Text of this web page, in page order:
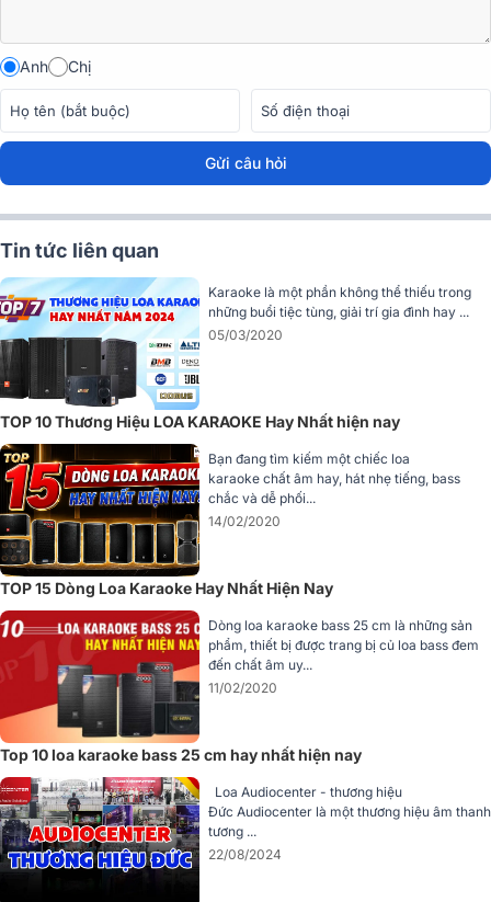
2. Hệ thống củ loa chất lượng cao
Audiocenter PF10+MKII được trang bị hệ thống củ loa chất lượng
cao, mang lại khả năng tái tạo âm thanh chi tiết và mạnh mẽ.
Củ loa bass đường kính 10 inch được thiết kế tùy chỉnh, sử dụng
cuộn dây âm 2.5 inch. Màng loa ứng dụng vật liệu công thức đặc
biệt giúp tăng độ kiểm soát và chính xác cho dải trầm. Âm bass
xuống sâu, chắc, có độ động tốt, không bị ù khi chơi ở âm lượng
cao.
Củ loa treble có họng ra 1.4 inch, cuộn dây âm 1.75 inch, sử dụng
màng composite cao cấp từ vật liệu hàng không. Họng treble được
làm từ vật liệu composite DMF, mang lại âm thanh ấm áp, mượt mà
ở dải cao. Đồng thời, họng treble có thể xoay 90°, giúp tối ưu góc
phủ âm cho các không gian lắp đặt khác nhau.
Góc phủ âm:
Phiên bản PF10+MKII90: 90° x 40°
Phiên bản PF10+MKII60: 60° x 40°
Nhờ hệ thống củ loa tối ưu và thiết kế họng treble linh hoạt,
PF10+MKII đảm bảo âm thanh lan tỏa đều, rõ ràng ở mọi vị trí trong
Anh Chị
Gửi câu hỏi
Tin tức liên quan
Karaoke là một phần không thể thiếu trong
những buổi tiệc tùng, giải trí gia đình hay ...
05/03/2020
TOP 10 Thương Hiệu LOA KARAOKE Hay Nhất hiện nay
Bạn đang tìm kiếm một chiếc loa
karaoke chất âm hay, hát nhẹ tiếng, bass
chắc và dễ phối...
14/02/2020
TOP 15 Dòng Loa Karaoke Hay Nhất Hiện Nay
Dòng loa karaoke bass 25 cm là những sản
phẩm, thiết bị được trang bị củ loa bass đem
đến chất âm uy...
11/02/2020
Top 10 loa karaoke bass 25 cm hay nhất hiện nay
Loa Audiocenter - thương hiệu
Đức Audiocenter là một thương hiệu âm thanh
tương ...
22/08/2024